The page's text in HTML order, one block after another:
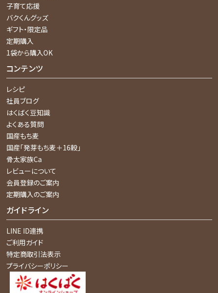
子育て応援
バクくんグッズ
ギフト・限定品
定期購入
1袋から購入OK
コンテンツ
レシピ
社員ブログ
はくばく豆知識
よくある質問
国産もち麦
国産「発芽もち麦＋16穀」
骨太家族Ca
レビューについて
会員登録のご案内
定期購入のご案内
ガイドライン
LINE ID連携
ご利用ガイド
特定商取引法表示
プライバシーポリシー